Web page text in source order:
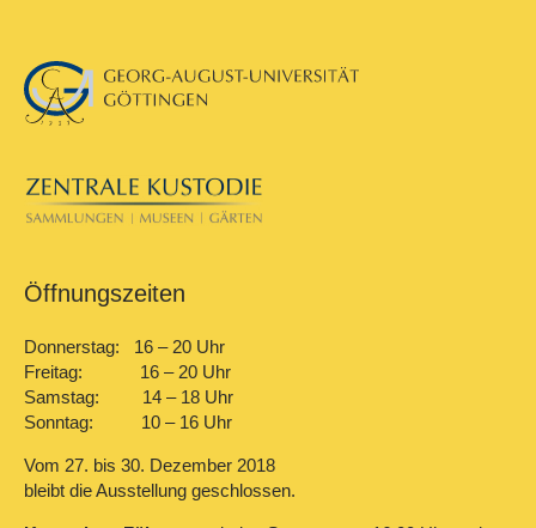
Öffnungszeiten
Donnerstag: 16 – 20 Uhr
Freitag: 16 – 20 Uhr
Samstag: 14 – 18 Uhr
Sonntag: 10 – 16 Uhr
Vom 27. bis 30. Dezember 2018
bleibt die Ausstellung geschlossen.